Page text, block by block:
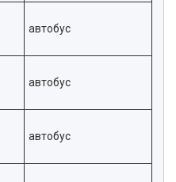
автобус
автобус
автобус